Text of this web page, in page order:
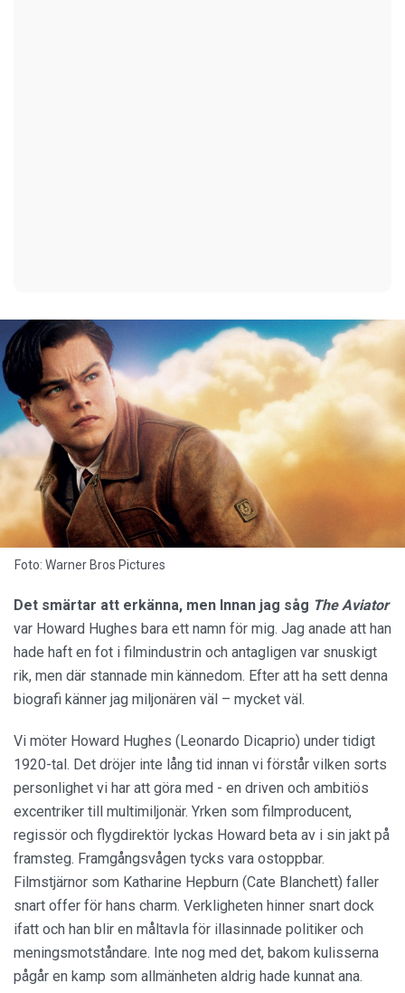
Foto: Warner Bros Pictures
Det smärtar att erkänna, men Innan jag såg The Aviator
var Howard Hughes bara ett namn för mig. Jag anade att han
hade haft en fot i filmindustrin och antagligen var snuskigt
rik, men där stannade min kännedom. Efter att ha sett denna
biografi känner jag miljonären väl – mycket väl.
Vi möter Howard Hughes (Leonardo Dicaprio) under tidigt
1920-tal. Det dröjer inte lång tid innan vi förstår vilken sorts
personlighet vi har att göra med - en driven och ambitiös
excentriker till multimiljonär. Yrken som filmproducent,
regissör och flygdirektör lyckas Howard beta av i sin jakt på
framsteg. Framgångsvågen tycks vara ostoppbar.
Filmstjärnor som Katharine Hepburn (Cate Blanchett) faller
snart offer för hans charm. Verkligheten hinner snart dock
ifatt och han blir en måltavla för illasinnade politiker och
meningsmotståndare. Inte nog med det, bakom kulisserna
pågår en kamp som allmänheten aldrig hade kunnat ana.